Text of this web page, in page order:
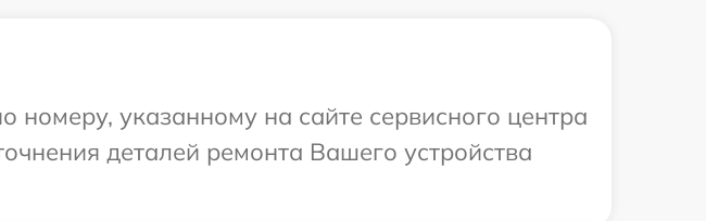
указанному на сайте сервисного центра
деталей ремонта Вашего устройства